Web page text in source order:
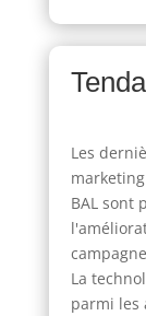
Les
BAL sont
La
parmi les